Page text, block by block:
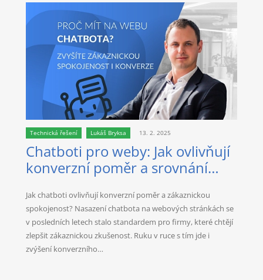
Technická řešení Lukáš Bryksa 13. 2. 2025
Chatboti pro weby: Jak ovlivňují
konverzní poměr a srovnání
Jak chatboti ovlivňují konverzní poměr a zákaznickou
spokojenost? Nasazení chatbota na webových stránkách se
v posledních letech stalo standardem pro firmy, které chtějí
zlepšit zákaznickou zkušenost. Ruku v ruce s tím jde i
zvýšení konverzního…